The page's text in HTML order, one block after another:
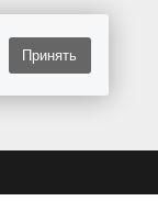
Принять